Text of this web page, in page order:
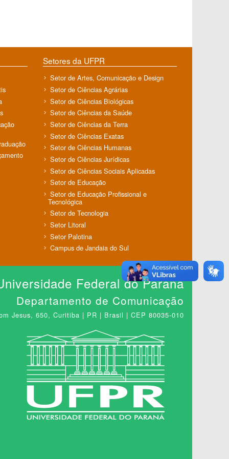
Setores da UFPR
Setor de Artes, Comunicação e Design
Setor de Ciências Agrárias
Setor de Ciências Biológicas
Setor de Ciências da Saúde
Setor de Ciências da Terra
Setor de Ciências Exatas
Setor de Ciências Humanas
Setor de Ciências Jurídicas
Setor de Ciências Sociais Aplicadas
Setor de Educação
Setor de Educação Profissional e
Tecnológica
Setor de Tecnologia
Setor Litoral
Setor Palotina
Campus de Jandaia do Sul
Federal do Paraná
Departamento de Comunicação
Jesus, 650, Curitiba | PR | Brasil | CEP 80035-010